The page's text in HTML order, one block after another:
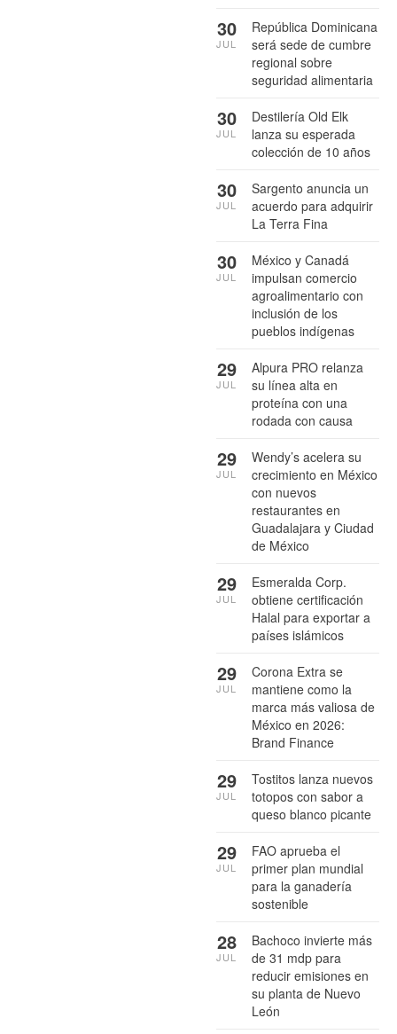
República Dominicana
será sede de cumbre
regional sobre
seguridad alimentaria
30
JUL
Destilería Old Elk
lanza su esperada
colección de 10 años
30
JUL
Sargento anuncia un
acuerdo para adquirir
La Terra Fina
30
JUL
México y Canadá
impulsan comercio
agroalimentario con
inclusión de los
pueblos indígenas
30
JUL
Alpura PRO relanza
su línea alta en
proteína con una
rodada con causa
29
JUL
Wendy’s acelera su
crecimiento en México
con nuevos
restaurantes en
Guadalajara y Ciudad
de México
29
JUL
Esmeralda Corp.
obtiene certificación
Halal para exportar a
países islámicos
29
JUL
Corona Extra se
mantiene como la
marca más valiosa de
México en 2026:
Brand Finance
29
JUL
Tostitos lanza nuevos
totopos con sabor a
queso blanco picante
29
JUL
FAO aprueba el
primer plan mundial
para la ganadería
sostenible
29
JUL
Bachoco invierte más
de 31 mdp para
reducir emisiones en
su planta de Nuevo
León
28
JUL